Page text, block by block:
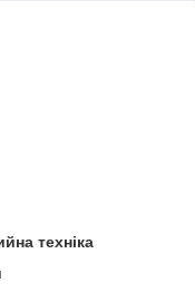
техніка